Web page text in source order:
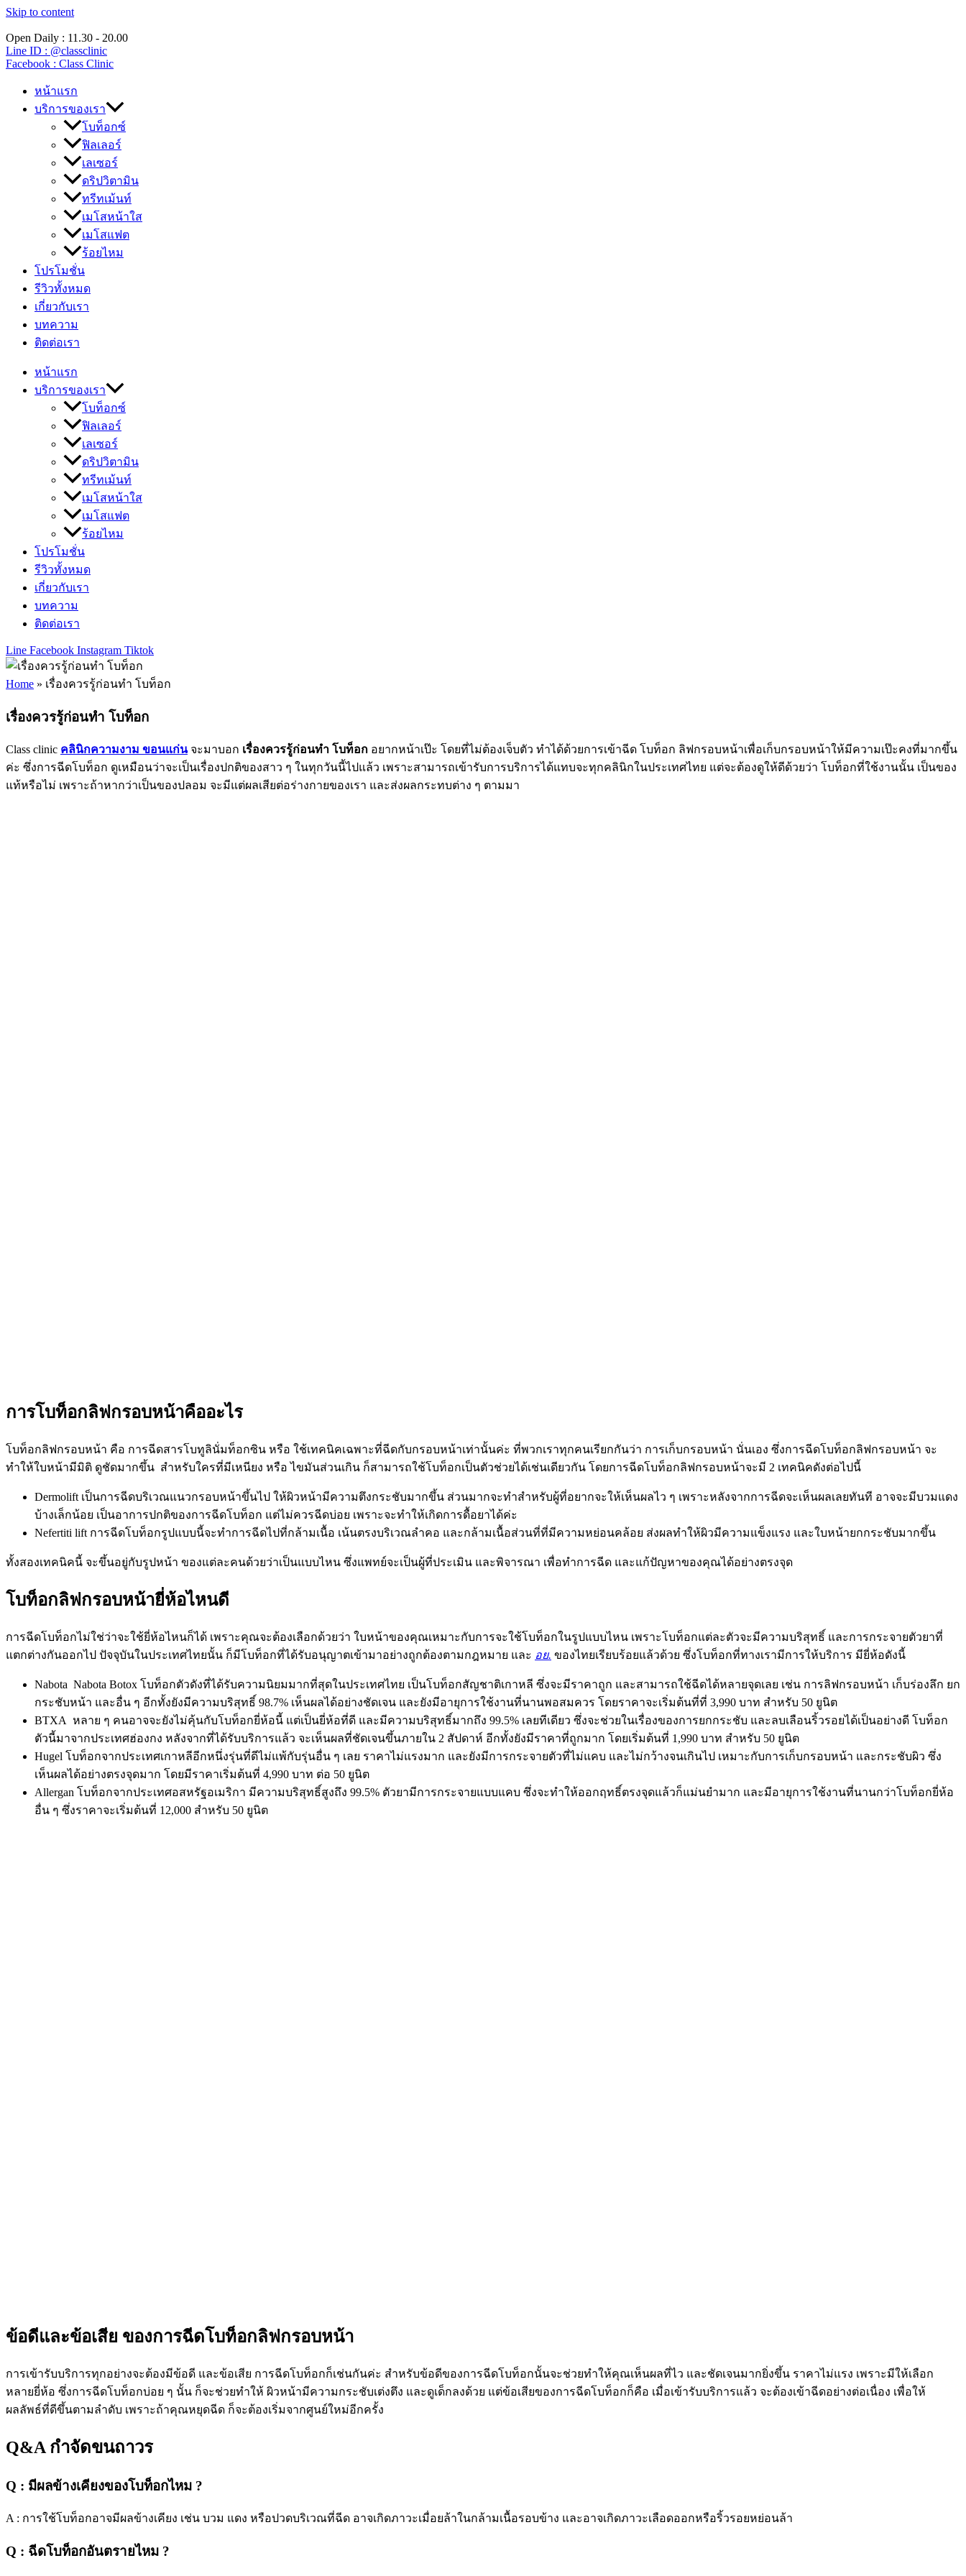
Skip to content
Open Daily : 11.30 - 20.00
Line ID : @classclinic​
Facebook : Class Clinic
หน้าแรก
บริการของเรา
โบท็อกซ์
ฟิลเลอร์
เลเซอร์
ดริปวิตามิน
ทรีทเม้นท์
เมโสหน้าใส
เมโสแฟต
ร้อยไหม
โปรโมชั่น
รีวิวทั้งหมด
เกี่ยวกับเรา
บทความ
ติดต่อเรา
หน้าแรก
บริการของเรา
โบท็อกซ์
ฟิลเลอร์
เลเซอร์
ดริปวิตามิน
ทรีทเม้นท์
เมโสหน้าใส
เมโสแฟต
ร้อยไหม
โปรโมชั่น
รีวิวทั้งหมด
เกี่ยวกับเรา
บทความ
ติดต่อเรา
Line Facebook Instagram Tiktok
Home » เรื่องควรรู้ก่อนทำ โบท็อก
เรื่องควรรู้ก่อนทำ โบท็อก
Class clinic คลินิกความงาม ขอนแก่น จะมาบอก เรื่องควรรู้ก่อนทำ โบท็อก อยากหน้าเป๊ะ โดยที่ไม่ต้องเจ็บตัว ทำได้ด้วยการเข้าฉีด โบท็อก ลิฟกรอบหน้าเพื่อเก็บกรอบหน้าให้มีความเป๊ะคงที่มากขึ้น
ค่ะ ซึ่งการฉีดโบท็อก ดูเหมือนว่าจะเป็นเรื่องปกติของสาว ๆ ในทุกวันนี้ไปแล้ว เพราะสามารถเข้ารับการบริการได้แทบจะทุกคลินิกในประเทศไทย แต่จะต้องดูให้ดีด้วยว่า โบท็อกที่ใช้งานนั้น เป็นของ
แท้หรือไม่ เพราะถ้าหากว่าเป็นของปลอม จะมีแต่ผลเสียต่อร่างกายของเรา และส่งผลกระทบต่าง ๆ ตามมา
การโบท็อกลิฟกรอบหน้าคืออะไร
โบท็อกลิฟกรอบหน้า คือ การฉีดสารโบทูลินั่มท็อกซิน หรือ ใช้เทคนิคเฉพาะที่ฉีดกับกรอบหน้าเท่านั้นค่ะ ที่พวกเราทุกคนเรียกกันว่า การเก็บกรอบหน้า นั่นเอง ซึ่งการฉีดโบท็อกลิฟกรอบหน้า จะ
ทำให้ใบหน้ามีมิติ ดูชัดมากขึ้น สำหรับใครที่มีเหนียง หรือ ไขมันส่วนเกิน ก็สามารถใช้โบท็อกเป็นตัวช่วยได้เช่นเดียวกัน โดยการฉีดโบท็อกลิฟกรอบหน้าจะมี 2 เทคนิคดังต่อไปนี้
Dermolift เป็นการฉีดบริเวณแนวกรอบหน้าขึ้นไป ให้ผิวหน้ามีความตึงกระชับมากขึ้น ส่วนมากจะทำสำหรับผู้ที่อยากจะให้เห็นผลไว ๆ เพราะหลังจากการฉีดจะเห็นผลเลยทันที อาจจะมีบวมแดง
บ้างเล็กน้อย เป็นอาการปกติของการฉีดโบท็อก แต่ไม่ควรฉีดบ่อย เพราะจะทำให้เกิดการดื้อยาได้ค่ะ
Nefertiti lift การฉีดโบท็อกรูปแบบนี้จะทำการฉีดไปที่กล้ามเนื้อ เน้นตรงบริเวณลำคอ และกล้ามเนื้อส่วนที่ที่มีความหย่อนคล้อย ส่งผลทำให้ผิวมีความแข็งแรง และใบหน้ายกกระชับมากขึ้น
ทั้งสองเทคนิคนี้ จะขึ้นอยู่กับรูปหน้า ของแต่ละคนด้วยว่าเป็นแบบไหน ซึ่งแพทย์จะเป็นผู้ที่ประเมิน และพิจารณา เพื่อทำการฉีด และแก้ปัญหาของคุณได้อย่างตรงจุด
โบท็อกลิฟกรอบหน้ายี่ห้อไหนดี
การฉีดโบท็อกไม่ใช่ว่าจะใช้ยี่ห้อไหนก็ได้ เพราะคุณจะต้องเลือกด้วยว่า ใบหน้าของคุณเหมาะกับการจะใช้โบท็อกในรูปแบบไหน เพราะโบท็อกแต่ละตัวจะมีความบริสุทธิ์ และการกระจายตัวยาที่
แตกต่างกันออกไป ปัจจุบันในประเทศไทยนั้น ก็มีโบท็อกที่ได้รับอนุญาตเข้ามาอย่างถูกต้องตามกฎหมาย และ อย. ของไทยเรียบร้อยแล้วด้วย ซึ่งโบท็อกที่ทางเรามีการให้บริการ มียี่ห้อดังนี้
Nabota Nabota Botox โบท็อกตัวดังที่ได้รับความนิยมมากที่สุดในประเทศไทย เป็นโบท็อกสัญชาติเกาหลี ซึ่งจะมีราคาถูก และสามารถใช้ฉีดได้หลายจุดเลย เช่น การลิฟกรอบหน้า เก็บร่องลึก ยก
กระชับหน้า และอื่น ๆ อีกทั้งยังมีความบริสุทธิ์ 98.7% เห็นผลได้อย่างชัดเจน และยังมีอายุการใช้งานที่นานพอสมควร โดยราคาจะเริ่มต้นที่ที่ 3,990 บาท สำหรับ 50 ยูนิต
BTXA หลาย ๆ คนอาจจะยังไม่คุ้นกับโบท็อกยี่ห้อนี้ แต่เป็นยี่ห้อที่ดี และมีความบริสุทธิ์มากถึง 99.5% เลยทีเดียว ซึ่งจะช่วยในเรื่องของการยกกระชับ และลบเลือนริ้วรอยได้เป็นอย่างดี โบท็อก
ตัวนี้มาจากประเทศฮ่องกง หลังจากที่ได้รับบริการแล้ว จะเห็นผลที่ชัดเจนขึ้นภายใน 2 สัปดาห์ อีกทั้งยังมีราคาที่ถูกมาก โดยเริ่มต้นที่ 1,990 บาท สำหรับ 50 ยูนิต
Hugel โบท็อกจากประเทศเกาหลีอีกหนึ่งรุ่นที่ดีไม่แพ้กับรุ่นอื่น ๆ เลย ราคาไม่แรงมาก และยังมีการกระจายตัวที่ไม่แคบ และไม่กว้างจนเกินไป เหมาะกับการเก็บกรอบหน้า และกระชับผิว ซึ่ง
เห็นผลได้อย่างตรงจุดมาก โดยมีราคาเริ่มต้นที่ 4,990 บาท ต่อ 50 ยูนิต
Allergan โบท็อกจากประเทศอสหรัฐอเมริกา มีความบริสุทธิ์สูงถึง 99.5% ตัวยามีการกระจายแบบแคบ ซึ่งจะทำให้ออกฤทธิ์ตรงจุดแล้วก็แม่นยำมาก และมีอายุการใช้งานที่นานกว่าโบท็อกยี่ห้อ
อื่น ๆ ซึ่งราคาจะเริ่มต้นที่ 12,000 สำหรับ 50 ยูนิต
ข้อดีและข้อเสีย ของการฉีดโบท็อกลิฟกรอบหน้า
การเข้ารับบริการทุกอย่างจะต้องมีข้อดี และข้อเสีย การฉีดโบท็อกก็เช่นกันค่ะ สำหรับข้อดีของการฉีดโบท็อกนั้นจะช่วยทำให้คุณเห็นผลที่ไว และชัดเจนมากยิ่งขึ้น ราคาไม่แรง เพราะมีให้เลือก
หลายยี่ห้อ ซึ่งการฉีดโบท็อกบ่อย ๆ นั้น ก็จะช่วยทำให้ ผิวหน้ามีความกระชับเต่งตึง และดูเด็กลงด้วย แต่ข้อเสียของการฉีดโบท็อกก็คือ เมื่อเข้ารับบริการแล้ว จะต้องเข้าฉีดอย่างต่อเนื่อง เพื่อให้
ผลลัพธ์ที่ดีขึ้นตามลำดับ เพราะถ้าคุณหยุดฉีด ก็จะต้องเริ่มจากศูนย์ใหม่อีกครั้ง
Q&A กำจัดขนถาวร
Q : มีผลข้างเคียงของโบท็อกไหม ?
A : การใช้โบท็อกอาจมีผลข้างเคียง เช่น บวม แดง หรือปวดบริเวณที่ฉีด อาจเกิดภาวะเมื่อยล้าในกล้ามเนื้อรอบข้าง และอาจเกิดภาวะเลือดออกหรือริ้วรอยหย่อนล้า
Q : ฉีดโบท็อกอันตรายไหม ?